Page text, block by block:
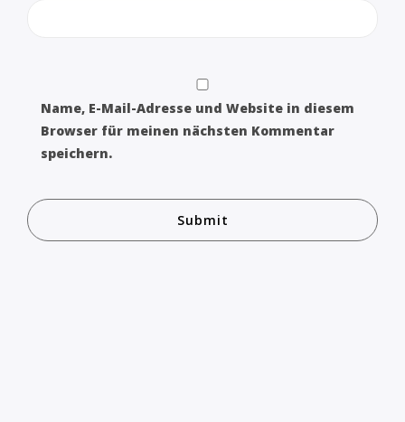
Name, E-Mail-Adresse und Website in diesem
Browser für meinen nächsten Kommentar
speichern.